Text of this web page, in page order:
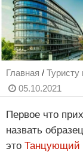
Главная / Туристу
05.10.2021
Первое что
назвать
это Танцующий